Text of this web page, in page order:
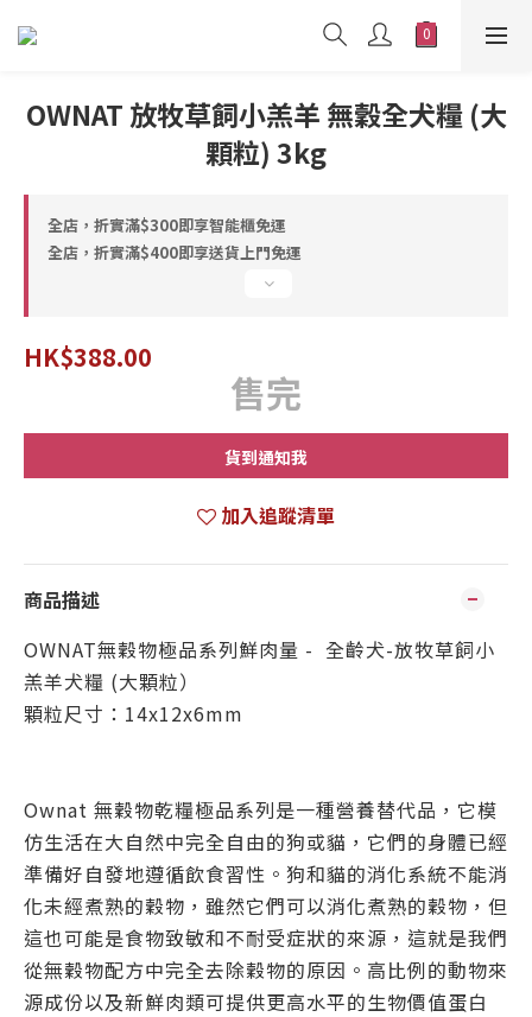
OWNAT 放牧草飼小羔羊 無穀全犬糧 (大
顆粒) 3kg
全店，折實滿$300即享智能櫃免運
全店，折實滿$400即享送貨上門免運
HK$388.00
售完
貨到通知我
加入追蹤清單
商品描述
OWNAT無穀物極品系列鮮肉量 - 全齡犬-放牧草飼小
羔羊犬糧 (大顆粒）
顆粒尺寸：14x12x6mm
Ownat 無穀物乾糧極品系列是一種營養替代品，它模
仿生活在大自然中完全自由的狗或貓，它們的身體已經
準備好自發地遵循飲食習性。狗和貓的消化系統不能消
化未經煮熟的穀物，雖然它們可以消化煮熟的穀物，但
這也可能是食物致敏和不耐受症狀的來源，這就是我們
從無穀物配方中完全去除穀物的原因。高比例的動物來
源成份以及新鮮肉類可提供更高水平的生物價值蛋白